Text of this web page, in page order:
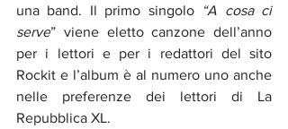
una band. Il primo singolo
“A cosa ci
serve” viene eletto canzone dell’anno
per i lettori e per i redattori del sito
Rockit e l’album è al numero uno anche
nelle preferenze dei lettori di La
Repubblica XL.